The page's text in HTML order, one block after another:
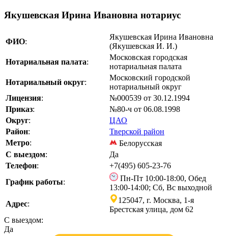
Якушевская Ирина Ивановна нотариус
ФИО:
Якушевская Ирина Ивановна
(Якушевская И. И.)
Нотариальная палата:
Московская городская
нотариальная палата
Нотариальный округ:
Московский городской
нотариальный округ
Лицензия:
№000539 от 30.12.1994
Приказ:
№80-ч от 06.08.1998
Округ:
ЦАО
Район:
Тверской район
Метро:
Белорусская
С выездом:
Да
Телефон:
+7(495) 605-23-76
График работы:
Пн-Пт 10:00-18:00, Обед
13:00-14:00; Сб, Вс выходной
Адрес:
125047, г. Москва, 1-я
Брестская улица, дом 62
С выездом:
Да